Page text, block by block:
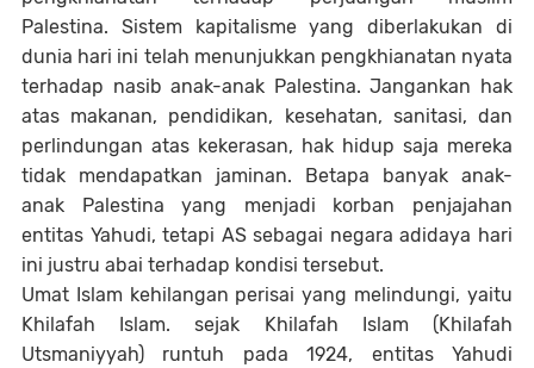
Palestina. Sistem kapitalisme yang diberlakukan di
dunia hari ini telah menunjukkan pengkhianatan nyata
terhadap nasib anak-anak Palestina. Jangankan hak
atas makanan, pendidikan, kesehatan, sanitasi, dan
perlindungan atas kekerasan, hak hidup saja mereka
tidak mendapatkan jaminan. Betapa banyak anak-
anak Palestina yang menjadi korban penjajahan
entitas Yahudi, tetapi AS sebagai negara adidaya hari
ini justru abai terhadap kondisi tersebut.
Umat Islam kehilangan perisai yang melindungi, yaitu
Khilafah Islam. sejak Khilafah Islam (Khilafah
Utsmaniyyah) runtuh pada 1924, entitas Yahudi